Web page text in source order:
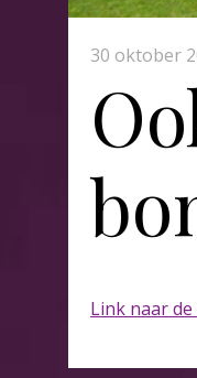
30 oktober
Link naar de